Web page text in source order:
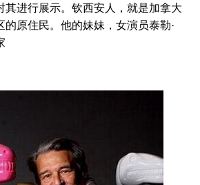
其进行展示。钦西安人，就是加拿大
的原住民。他的妹妹，女演员泰勒·